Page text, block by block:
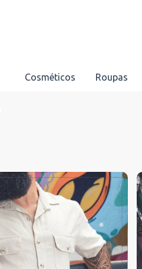
Cosméticos Roupas